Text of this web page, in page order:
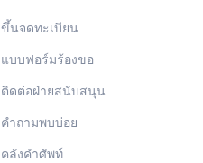
ขึ้นจดทะเบียน
แบบฟอร์มร้องขอ
ติดต่อฝ่ายสนับสนุน
คำถามพบบ่อย
คลังคำศัพท์